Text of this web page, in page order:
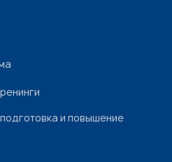
и повышение